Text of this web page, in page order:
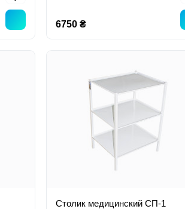
6750 ₴
Столик медицинский СП-1